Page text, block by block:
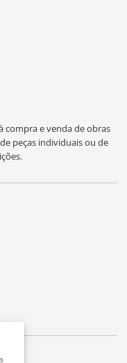
compra e venda de obras
peças individuais ou de